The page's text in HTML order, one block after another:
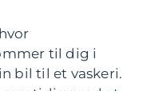
til dig i
bil til et vaskeri.